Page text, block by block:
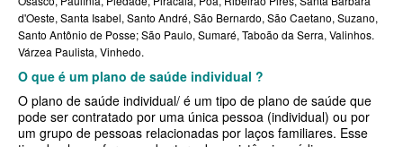
SÃO CRISTOVÃO PLANO DE SAÚDE EMPRESARIAL
SISTEMAS PLANO DE SAÚDE EMPRESARIAL
SOMPO PLANO DE SAÚDE EMPRESARIAL
BIOVIDA PLANO DE SAÚDE INDIVIDUAL
CLASSES PLANO DE SAÚDE INDIVIDUAL
CUIDAR ME PLANO DE SAÚDE INDIVIDUAL
d'Oeste, Santa Isabel, Santo André, São Bernardo, São Caetano, Suzano,
Santo Antônio de Posse; São Paulo, Sumaré, Taboão da Serra, Valinhos.
Várzea Paulista, Vinhedo.
O que é um plano de saúde individual ?
O plano de saúde individual/ é um tipo de plano de saúde que
pode ser contratado por uma única pessoa (individual) ou por
um grupo de pessoas relacionadas por laços familiares. Esse